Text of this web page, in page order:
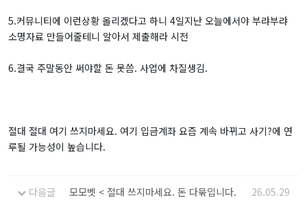
5.커뮤니티에 이런상황 올리겠다고 하니 4일지난 오늘에서야 부랴부랴
소명자료 만들어줄테니 알아서 제출해라 시전
6.결국 주말동안 써야할 돈 못씀. 사업에 차질생김.
절대 절대 여기 쓰지마세요. 여기 입금계좌 요즘 계속 바뀌고 사기?에 연
루될 가능성이 높습니다.
다음글 모모벳 < 절대 쓰지마세요. 돈 다묶입니다. 26.05.29